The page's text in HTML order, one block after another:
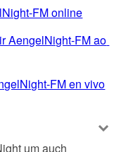
FM online
AengelNight-FM ao
FM en vivo